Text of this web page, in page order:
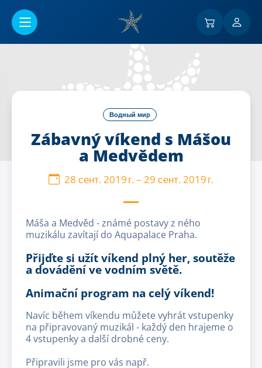
Водный мир
Zábavný víkend s Mášou
a Medvědem
28 сент. 2019 г.– 29 сент. 2019 г.
Máša a Medvěd - známé postavy z ného
muzikálu zavítají do Aquapalace Praha.
Přijďte si užít víkend plný her, soutěže
a dovádění ve vodním světě.
Animační program na celý víkend!
Navíc během víkendu můžete vyhrát vstupenky
na připravovaný muzikál - každý den hrajeme o
4 vstupenky a další drobné ceny.
Připravili jsme pro vás např.